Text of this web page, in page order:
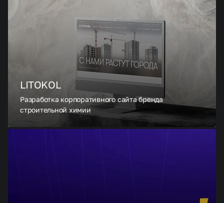
LITOKOL
Разработка корпоративного сайта бренда
строительной химии